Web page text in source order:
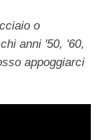
o
anni '50, '60,
appoggiarci